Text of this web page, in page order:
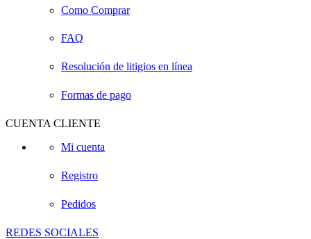
Como Comprar
FAQ
Resolución de litigios en línea
Formas de pago
CUENTA CLIENTE
Mi cuenta
Registro
Pedidos
REDES SOCIALES